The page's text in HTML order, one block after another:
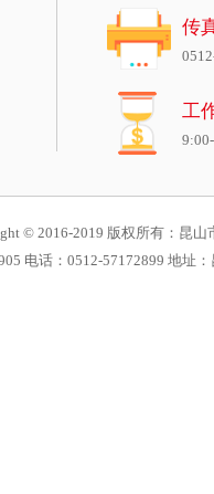
传
工
© 2016-2019 版权所有：昆山
电话：0512-57172899 地址